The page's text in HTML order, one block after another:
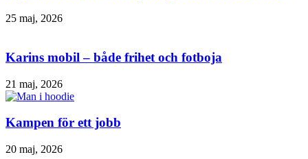
25 maj, 2026
Karins mobil – både frihet och fotboja
21 maj, 2026
Kampen för ett jobb
20 maj, 2026